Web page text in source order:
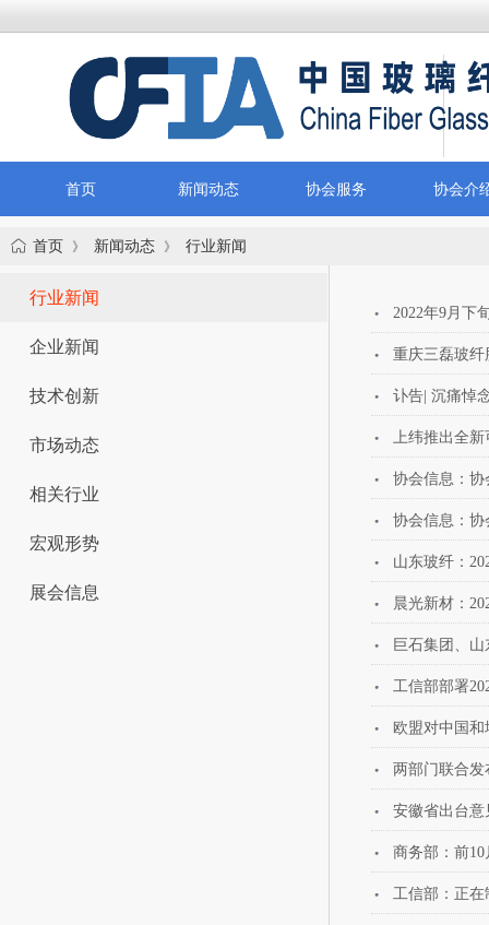
首页 新闻动态 协会服务 协会介
首页 》 新闻动态 》 行业新闻
行业新闻
企业新闻
技术创新
市场动态
相关行业
宏观形势
展会信息
2022年9月下
重庆三磊玻纤
讣告| 沉痛悼
上纬推出全新
协会信息：
协会信息：
山东玻纤：
晨光新材：
巨石集团、
工信部部署
欧盟对中国
两部门联合
安徽省出台意
商务部：前
工信部：正